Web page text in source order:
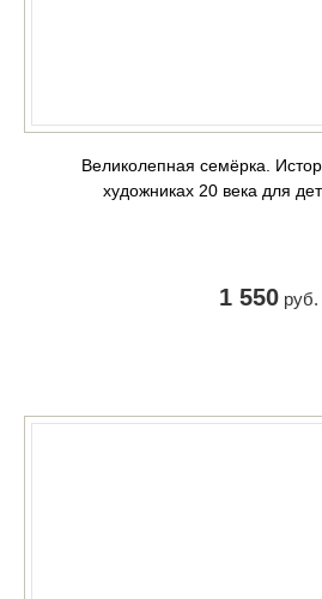
Великолепная семёрка.
художниках 20 века для
1 550руб.